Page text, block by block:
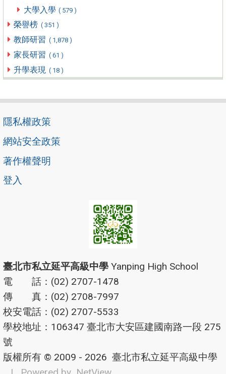
大學入學 ( 579 )
榮譽榜 ( 351 )
教師研習 ( 1,878 )
家長研習 ( 61 )
升學表現 ( 18 )
隱私權政策
網站安全政策
著作權聲明
登入
臺北市私立延平高級中學 Yanping High School
電 話：(02) 2707-1478
傳 真：(02) 2708-7997
校安電話：(02) 2707-5533
學校地址：106347 臺北市大安區建國南路一段 275
號
版權所有 © 2009 - 2026 臺北市私立延平高級中學